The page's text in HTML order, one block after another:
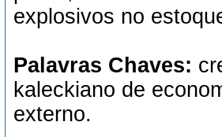
explosivos no
Palavras Chaves:
kaleckiano de
externo.